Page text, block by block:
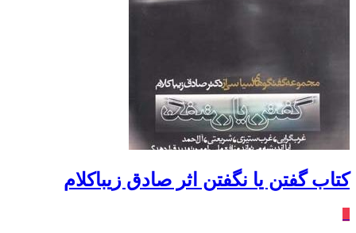
کتاب گفتن یا نگفتن اثر صادق زیباکلام